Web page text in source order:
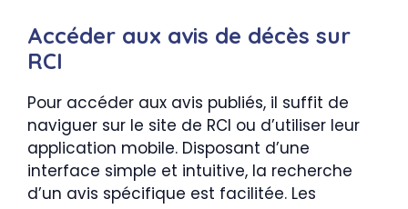
Accéder aux avis de décès sur
RCI
Pour accéder aux avis publiés, il suffit de
naviguer sur le site de RCI ou d’utiliser leur
application mobile. Disposant d’une
interface simple et intuitive, la recherche
d’un avis spécifique est facilitée. Les